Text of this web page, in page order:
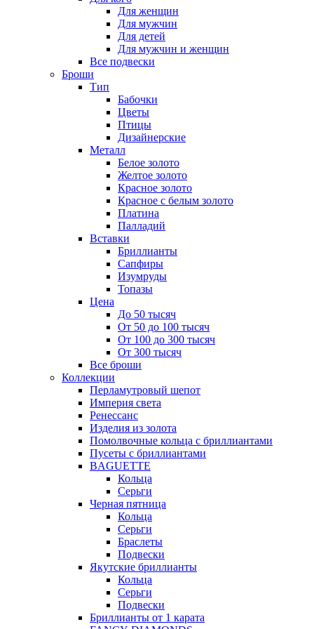
Для женщин
Для мужчин
Для детей
Для мужчин и женщин
Все подвески
Броши
Тип
Бабочки
Цветы
Птицы
Дизайнерские
Металл
Белое золото
Желтое золото
Красное золото
Красное с белым золото
Платина
Палладий
Вставки
Бриллианты
Сапфиры
Изумруды
Топазы
Цена
До 50 тысяч
От 50 до 100 тысяч
От 100 до 300 тысяч
От 300 тысяч
Все броши
Коллекции
Перламутровый шепот
Империя света
Ренессанс
Изделия из золота
Помолвочные кольца с бриллиантами
Пусеты с бриллиантами
BAGUETTE
Кольца
Серьги
Черная пятница
Кольца
Серьги
Браслеты
Подвески
Якутские бриллианты
Кольца
Серьги
Подвески
Бриллианты от 1 карата